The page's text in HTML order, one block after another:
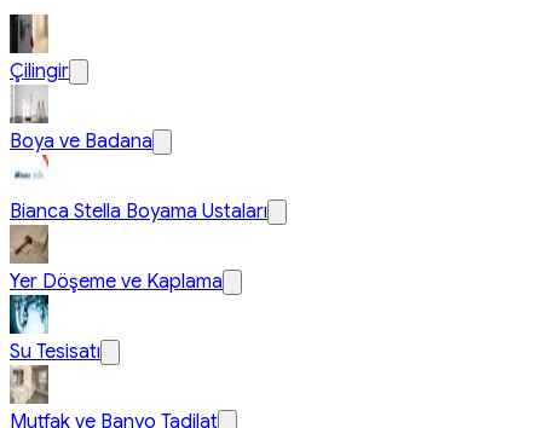
Çilingir
Boya ve Badana
Bianca Stella Boyama Ustaları
Yer Döşeme ve Kaplama
Su Tesisatı
Mutfak ve Banyo Tadilat